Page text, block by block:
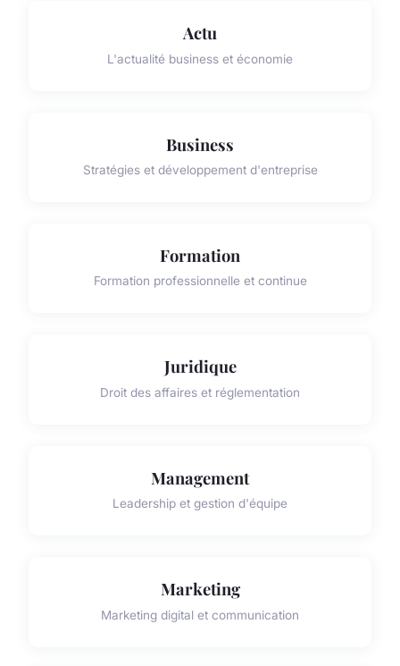
Actu
L'actualité business et économie
Business
Stratégies et développement d'entreprise
Formation
Formation professionnelle et continue
Juridique
Droit des affaires et réglementation
Management
Leadership et gestion d'équipe
Marketing
Marketing digital et communication